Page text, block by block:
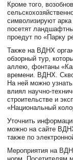
Кроме того,
символизируют
посетят
проедут по «Парку
Также на ВДНХ
обзорный тур,
аллею, фонтаны
времени. ВДНХ.
На ней можно
влиял научно-
строительстве и
«Национальный
Уточнить
можно на сайте
также по
Мероприятия на